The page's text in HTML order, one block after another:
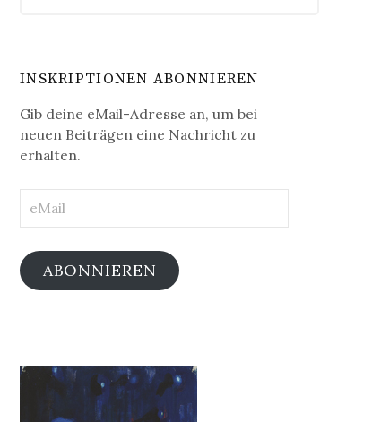
INSKRIPTIONEN ABONNIEREN
Gib deine eMail-Adresse an, um bei
neuen Beiträgen eine Nachricht zu
erhalten.
ABONNIEREN